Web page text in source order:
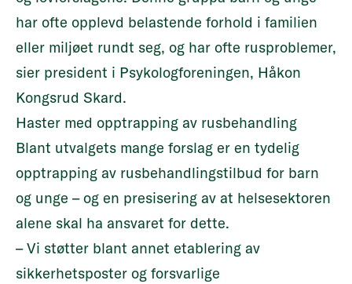
har ofte opplevd belastende forhold i familien
eller miljøet rundt seg, og har ofte rusproblemer,
sier president i Psykologforeningen, Håkon
Kongsrud Skard.
Haster med opptrapping av rusbehandling
Blant utvalgets mange forslag er en tydelig
opptrapping av rusbehandlingstilbud for barn
og unge – og en presisering av at helsesektoren
alene skal ha ansvaret for dette.
– Vi støtter blant annet etablering av
sikkerhetsposter og forsvarlige